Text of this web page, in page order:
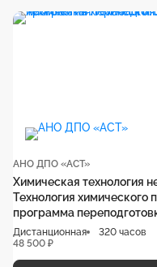
АНО ДПО «АСТ»
Химическая технология
Технология химического
программа
Дистанционная
320 часов
48 500 ₽